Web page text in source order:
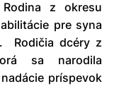
z okresu
pre syna
Rodičia dcéry z
sa narodila
príspevok